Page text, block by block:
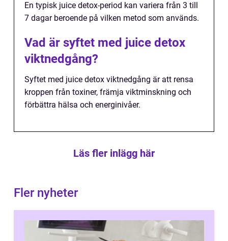
En typisk juice detox-period kan variera från 3 till
7 dagar beroende på vilken metod som används.
Vad är syftet med juice detox
viktnedgång?
Syftet med juice detox viktnedgång är att rensa
kroppen från toxiner, främja viktminskning och
förbättra hälsa och energinivåer.
Läs fler inlägg här
Fler nyheter